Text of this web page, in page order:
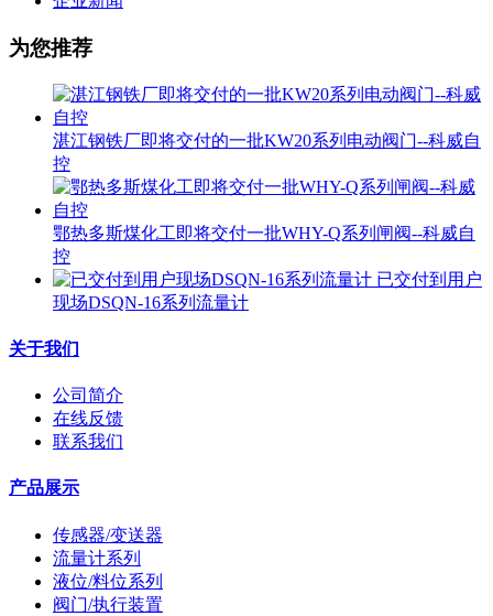
为您推荐
湛江钢铁厂即将交付的一批KW20系列电动阀门--科威自
控
鄂热多斯煤化工即将交付一批WHY-Q系列闸阀--科威自
控
已交付到用户
现场DSQN-16系列流量计
关于我们
公司简介
在线反馈
联系我们
产品展示
传感器/变送器
流量计系列
液位/料位系列
阀门/执行装置